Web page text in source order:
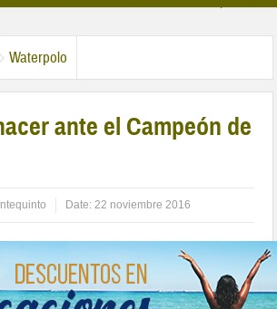
Waterpolo
ante el Campeón de
Date:22 noviembre 2016